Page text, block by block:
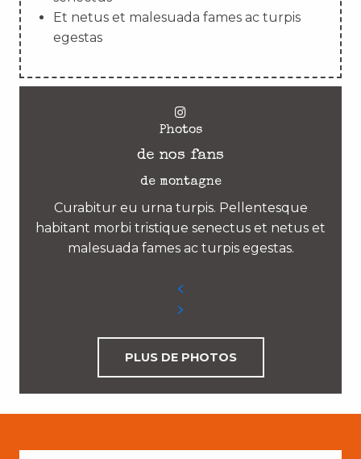
Et netus et malesuada fames ac turpis
egestas
Photos
de nos fans
de montagne
Curabitur eu urna turpis. Pellentesque
habitant morbi tristique senectus et netus et
malesuada fames ac turpis egestas.
PLUS DE PHOTOS